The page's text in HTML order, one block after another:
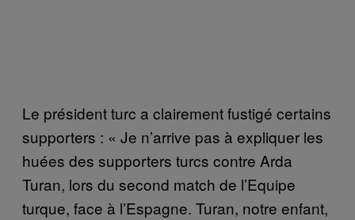
Le président turc a clairement fustigé certains
supporters : « Je n’arrive pas à expliquer les
huées des supporters turcs contre Arda
Turan, lors du second match de l’Equipe
turque, face à l’Espagne. Turan, notre enfant,